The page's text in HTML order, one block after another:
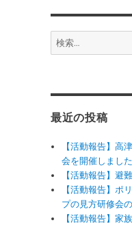
検
索:
最近の投稿
【活動報告】高
会を開催しました
【活動報告】避
【活動報告】ポ
プの見方研修会
【活動報告】家